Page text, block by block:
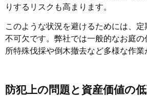
りするリスクも高まります。
このような状況を避けるためには、
不可欠です。弊社では一般的なお庭
所特殊伐採や倒木撤去など多様な作業
防犯上の問題と資産価値の